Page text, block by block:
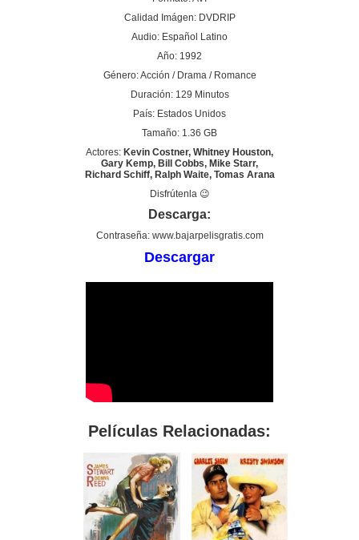
Calidad Imágen: DVDRIP
Audio: Español Latino
Año: 1992
Género: Acción / Drama / Romance
Duración: 129 Minutos
País: Estados Unidos
Tamaño: 1.36 GB
Actores: Kevin Costner, Whitney Houston,
Gary Kemp, Bill Cobbs, Mike Starr,
Richard Schiff, Ralph Waite, Tomas Arana
Disfrútenla 😉
Descarga:
Contraseña: www.bajarpelisgratis.com
Descargar
Películas Relacionadas: